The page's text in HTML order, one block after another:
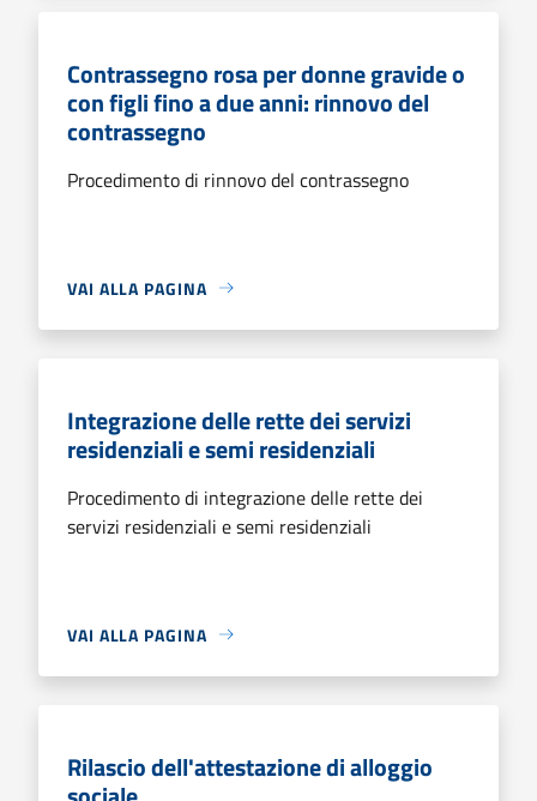
Contrassegno rosa per donne gravide o
con figli fino a due anni: rinnovo del
contrassegno
Procedimento di rinnovo del contrassegno
VAI ALLA PAGINA
Integrazione delle rette dei servizi
residenziali e semi residenziali
Procedimento di integrazione delle rette dei
servizi residenziali e semi residenziali
VAI ALLA PAGINA
Rilascio dell'attestazione di alloggio